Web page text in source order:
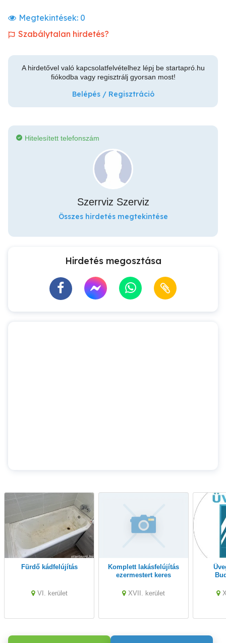
Megtekintések: 0
Szabálytalan hirdetés?
A hirdetővel való kapcsolatfelvételhez lépj be startapró.hu
fiókodba vagy regisztrálj gyorsan most!
Belépés / Regisztráció
Hitelesített telefonszám
Szerrviz Szerviz
Összes hirdetés megtekintése
Hirdetés megosztása
Fürdő kádfelújítás
VI. kerület
Komplett lakásfelújítás
ezermestert keres
XVII. kerület
Üveges munkák